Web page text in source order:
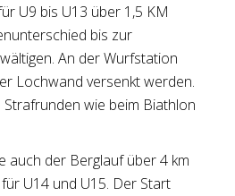
U9 bis U13 über 1,5 KM
bis zur
An der Wurfstation
Lochwand versenkt werden.
wie beim Biathlon
auch der Berglauf über 4 km
U14 und U15. Der Start